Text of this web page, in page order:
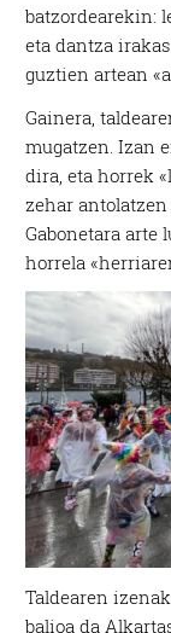
batzordearekin:
eta dantza
guztien artean
Gainera,
mugatzen. Izan
dira, eta horrek
zehar
Gabonetara arte
horrela
Taldearen
balioa da